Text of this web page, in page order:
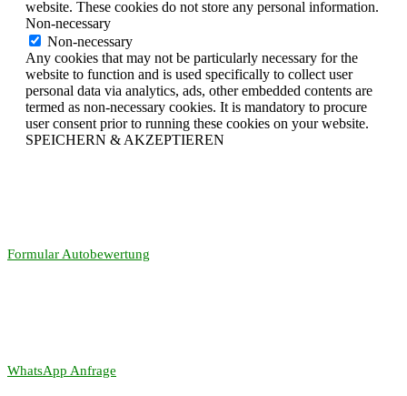
website. These cookies do not store any personal information.
Non-necessary
Non-necessary
Any cookies that may not be particularly necessary for the
website to function and is used specifically to collect user
personal data via analytics, ads, other embedded contents are
termed as non-necessary cookies. It is mandatory to procure
user consent prior to running these cookies on your website.
SPEICHERN & AKZEPTIEREN
Formular Autobewertung
WhatsApp Anfrage